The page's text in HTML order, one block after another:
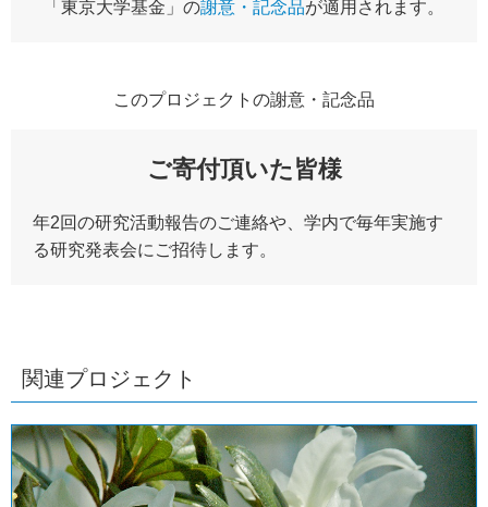
「東京大学基金」の謝意・記念品が適用されます。
このプロジェクトの謝意・記念品
ご寄付頂いた皆様
年2回の研究活動報告のご連絡や、学内で毎年実施す
る研究発表会にご招待します。
関連プロジェクト